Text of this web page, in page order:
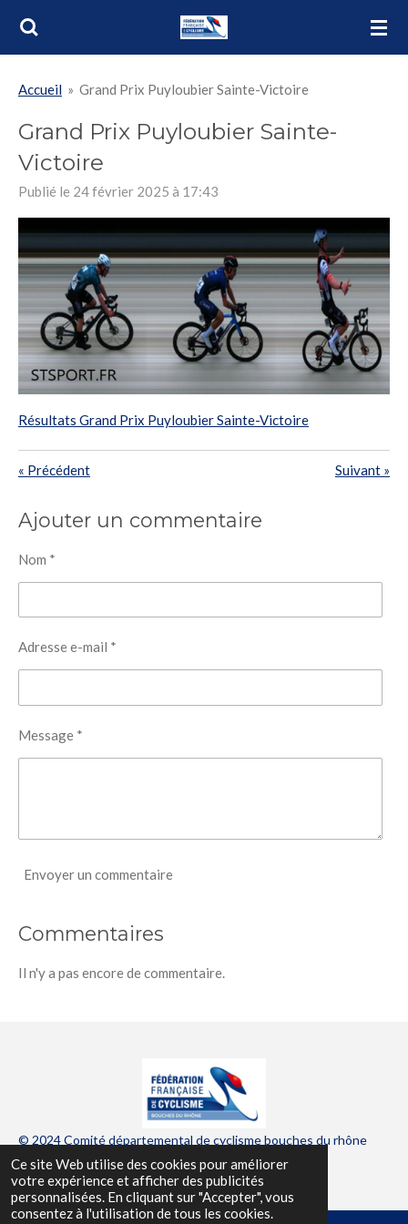
Ce site Web utilise des cookies pour améliorer
votre expérience et afficher des publicités
personnalisées. En cliquant sur "Accepter", vous
consentez à l'utilisation de tous les cookies.
Passer
principal
Accueil » Grand Prix Puyloubier Sainte-Victoire
Grand Prix Puyloubier Sainte-
Victoire
Publié le 24 février 2025 à 17:43
Résultats Grand Prix Puyloubier Sainte-Victoire
« Précédent Suivant »
Ajouter un commentaire
Nom *
Adresse e-mail *
Message *
Envoyer un commentaire
Commentaires
Il n'y a pas encore de commentaire.
© 2024 Comité départemental de cyclisme bouches du rhône
Propulsé parWebador